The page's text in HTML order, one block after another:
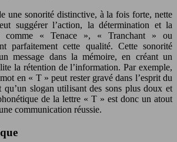
une sonorité distinctive, à la fois forte, nette
suggérer l’action, la détermination et la
comme « Tenace », « Tranchant » ou
parfaitement cette qualité. Cette sonorité
message dans la mémoire, en créant un
la rétention de l’information. Par exemple,
en « T » peut rester gravé dans l’esprit du
slogan utilisant des sons plus doux et
de la lettre « T » est donc un atout
communication réussie.